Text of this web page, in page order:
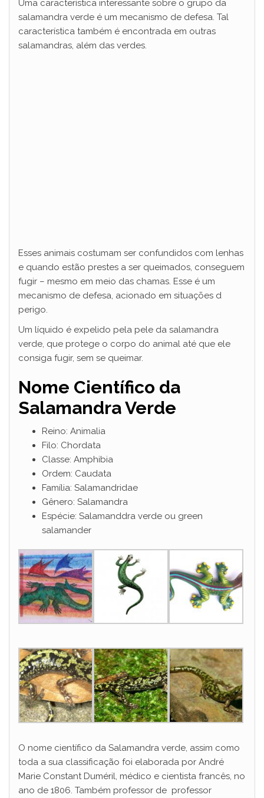
Uma característica interessante sobre o grupo da
salamandra verde é um mecanismo de defesa. Tal
característica também é encontrada em outras
salamandras, além das verdes.
Esses animais costumam ser confundidos com lenhas
e quando estão prestes a ser queimados, conseguem
fugir – mesmo em meio das chamas. Esse é um
mecanismo de defesa, acionado em situações d
perigo.
Um líquido é expelido pela pele da salamandra
verde, que protege o corpo do animal até que ele
consiga fugir, sem se queimar.
Nome Científico da
Salamandra Verde
Reino: Animalia
Filo: Chordata
Classe: Amphibia
Ordem: Caudata
Família: Salamandridae
Gênero: Salamandra
Espécie: Salamanddra verde ou green
salamander
O nome científico da Salamandra verde, assim como
toda a sua classificação foi elaborada por André
Marie Constant Duméril, médico e cientista francês, no
ano de 1806. Também professor de professor